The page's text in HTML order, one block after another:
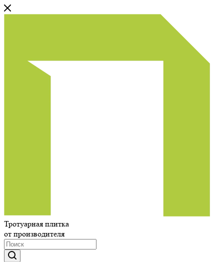
Тротуарная плитка
от производителя